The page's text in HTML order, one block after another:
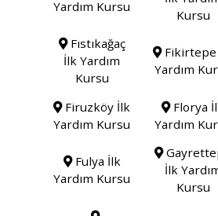
Yardım Kursu
Kursu
Fıstıkağaç
İlk Yardım
Kursu
Fikirtepe
Yardım
Firuzköy İlk
Yardım Kursu
Florya
Yardım
Fulya İlk
Yardım Kursu
İlk
Kursu